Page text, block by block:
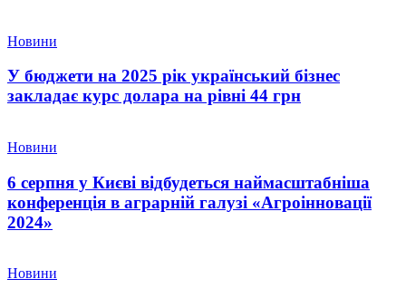
Новини
У бюджети на 2025 рік український бізнес
закладає курс долара на рівні 44 грн
Новини
6 серпня у Києві відбудеться наймасштабніша
конференція в аграрній галузі «Агроінновації
2024»
Новини